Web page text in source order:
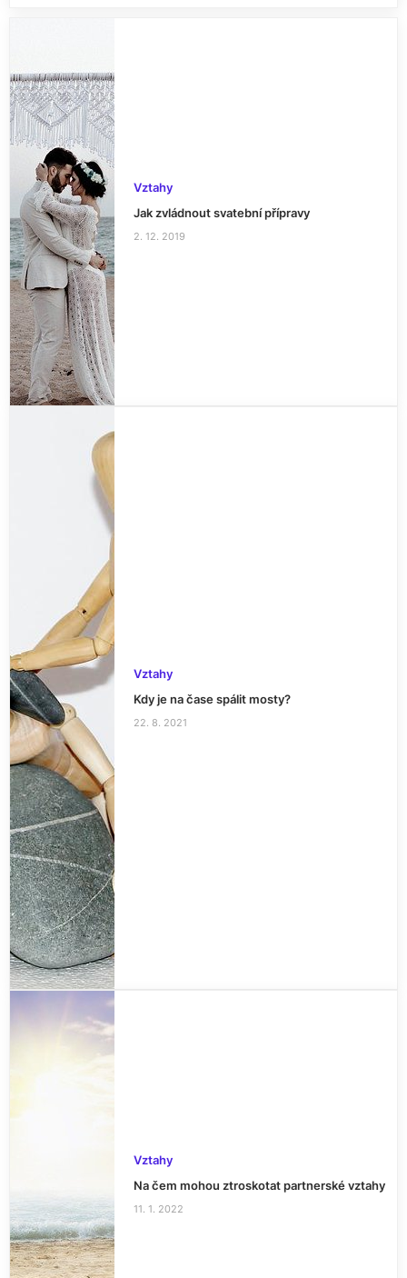
Vztahy
Jak zvládnout svatební přípravy
2. 12. 2019
Vztahy
Kdy je na čase spálit mosty?
22. 8. 2021
Vztahy
Na čem mohou ztroskotat partnerské vztahy
11. 1. 2022